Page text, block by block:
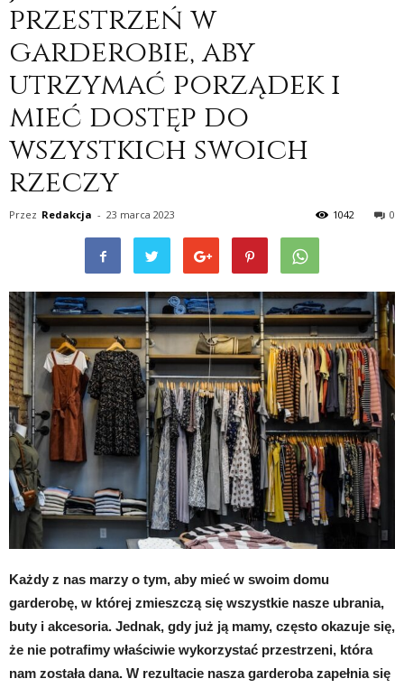
przestrzeń w
garderobie, aby
utrzymać porządek i
mieć dostęp do
wszystkich swoich
rzeczy
Przez Redakcja - 23 marca 2023 0
1042
Każdy z nas marzy o tym, aby mieć w swoim domu
garderobę, w której zmieszczą się wszystkie nasze ubrania,
buty i akcesoria. Jednak, gdy już ją mamy, często okazuje się,
że nie potrafimy właściwie wykorzystać przestrzeni, która
nam została dana. W rezultacie nasza garderoba zapełnia się